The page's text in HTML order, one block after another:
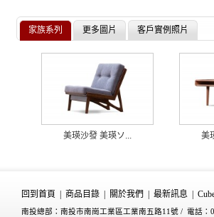
家族系列 更多圖片 客戶實例照片
美瑛沙發 美瑛ソ... 美
回到首頁 商品目錄 關於我們 最新訊息
南投總部：南投市南崗工業區工業南五路11號 / 電話：